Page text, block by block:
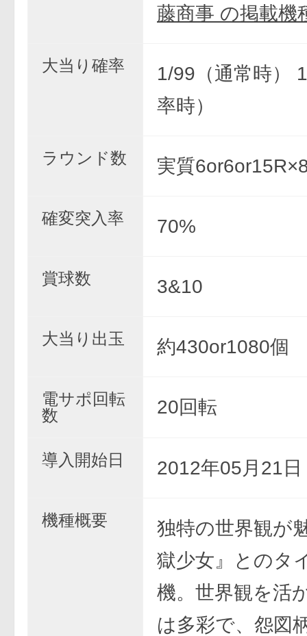
藤商事 の掲載機
大当り確率
1/99（通常時）
率時）
ラウンド数 実質
確変突入率 70%
賞球数 3&10
大当り出玉 約430or1080個
電サポ回転
数
20回転
導入開始日 2012年05月21日
機種概要
独特の世界観が
獄少女』とのタ
機。世界観を活
は多彩で、怨図